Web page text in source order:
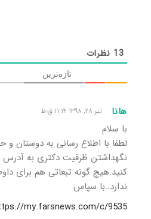
13 نظرات
تازه‌ترین
هانا تیر ۲۸, ۱۳۹۸ ۱۱:۱۴ ق٫ظ
با سلام
لطفا با اطلاع رسانی به دوستان
نگهداشتن ظرفیت دکتری به آدرس
کنید.هیچ گونه تبعاتی هم برای
ندارد..با سپاس
my.farsnews.com/c/9535